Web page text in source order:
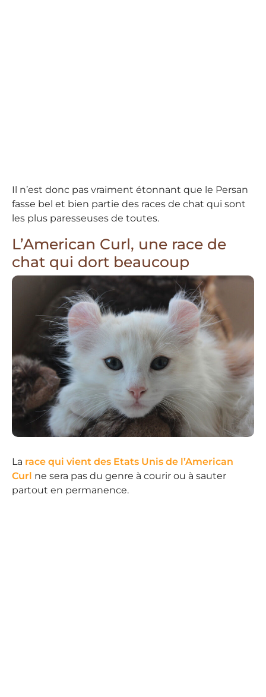
Il n’est donc pas vraiment étonnant que le Persan
fasse bel et bien partie des races de chat qui sont
les plus paresseuses de toutes.
L’American Curl, une race de
chat qui dort beaucoup
La race qui vient des Etats Unis de l’American
Curl ne sera pas du genre à courir ou à sauter
partout en permanence.